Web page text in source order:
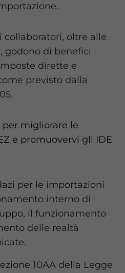
collaboratori, oltre alle
godono di benefici
dirette e
previsto dalla
migliorare le
e promuovervi gli IDE
per le importazioni
interno di
il funzionamento
delle realtà
10AA della Legge